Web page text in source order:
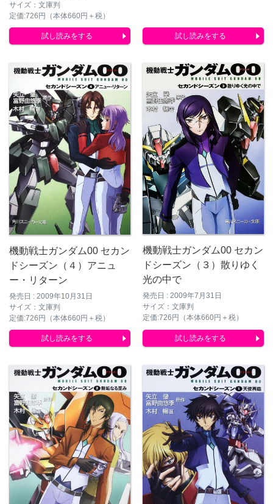
サイズ：文庫判
定価:726円（本体660円＋税）
試し読みをする 試し読みをする
機動戦士ガンダム00 セカン
ドシーズン（４）アニュ
ー・リターン
発売日 : 2009年10月31日
サイズ：文庫判
定価:726円（本体660円＋税）
試し読みをする
機動戦士ガンダム00 セカン
ドシーズン（３）散りゆく
光の中で
発売日 : 2009年7月31日
サイズ：文庫判
定価:726円（本体660円＋税）
試し読みをする